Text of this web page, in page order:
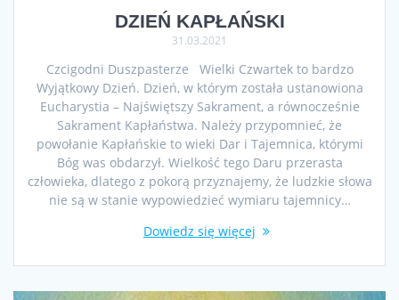
DZIEŃ KAPŁAŃSKI
31.03.2021
Czcigodni Duszpasterze Wielki Czwartek to bardzo
Wyjątkowy Dzień. Dzień, w którym została ustanowiona
Eucharystia – Najświętszy Sakrament, a równocześnie
Sakrament Kapłaństwa. Należy przypomnieć, że
powołanie Kapłańskie to wieki Dar i Tajemnica, którymi
Bóg was obdarzył. Wielkość tego Daru przerasta
człowieka, dlatego z pokorą przyznajemy, że ludzkie słowa
nie są w stanie wypowiedzieć wymiaru tajemnicy…
Dowiedz się więcej